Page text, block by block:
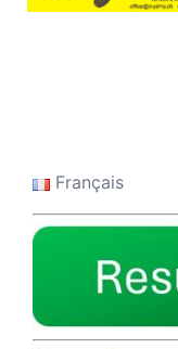
Français